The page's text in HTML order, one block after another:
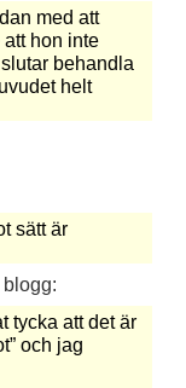
med att
att hon inte
behandla
helt
sätt är
tycka att det är
och jag